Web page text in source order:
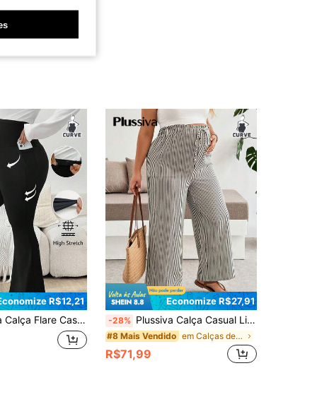
R$12,21
Casual Sólida Plus Size de Maternidade
Economize R$27,91
-28% Plussiva Calça Casual Listrada de Cintura Elástica Plus Size para Gestantes
#8 Mais Vendido em Calças de maternidade plus size
R$71,99